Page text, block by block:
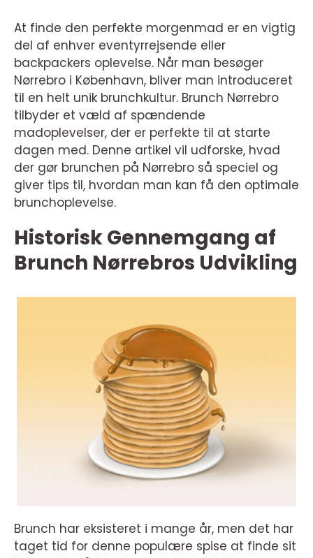
At finde den perfekte morgenmad er en vigtig
del af enhver eventyrrejsende eller
backpackers oplevelse. Når man besøger
Nørrebro i København, bliver man introduceret
til en helt unik brunchkultur. Brunch Nørrebro
tilbyder et væld af spændende
madoplevelser, der er perfekte til at starte
dagen med. Denne artikel vil udforske, hvad
der gør brunchen på Nørrebro så speciel og
giver tips til, hvordan man kan få den optimale
brunchoplevelse.
Historisk Gennemgang af
Brunch Nørrebros Udvikling
Brunch har eksisteret i mange år, men det har
taget tid for denne populære spise at finde sit